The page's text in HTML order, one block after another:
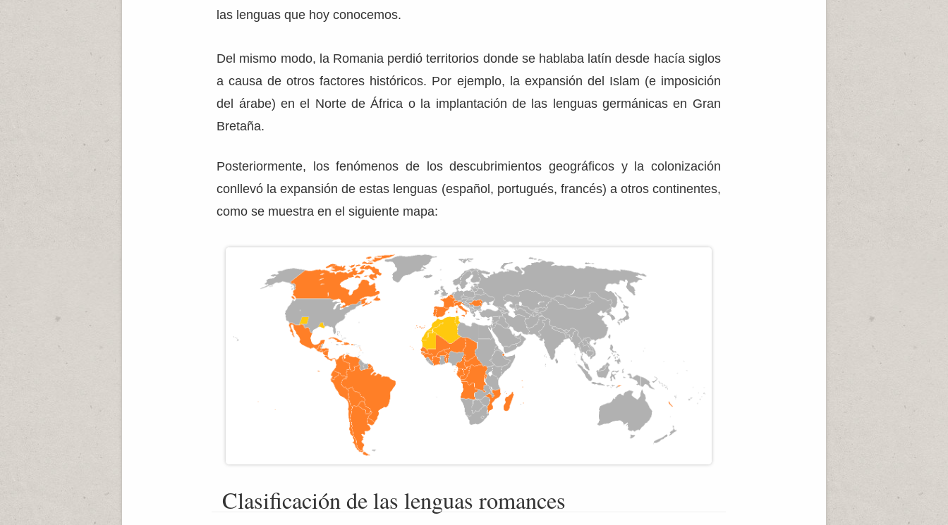
las lenguas que hoy conocemos.
Del mismo modo, la Romania perdió territorios donde se hablaba latín desde hacía siglos
a causa de otros factores históricos. Por ejemplo, la expansión del Islam (e imposición
del árabe) en el Norte de África o la implantación de las lenguas germánicas en Gran
Bretaña.
Posteriormente, los fenómenos de los descubrimientos geográficos y la colonización
conllevó la expansión de estas lenguas (español, portugués, francés) a otros continentes,
como se muestra en el siguiente mapa:
Clasificación de las lenguas romances